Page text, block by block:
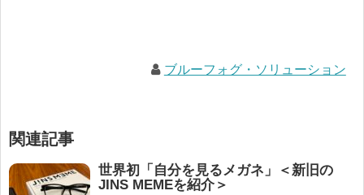
ブルーフォグ・ソリューション
関連記事
世界初「自分を見るメガネ」＜新旧の
JINS MEMEを紹介＞